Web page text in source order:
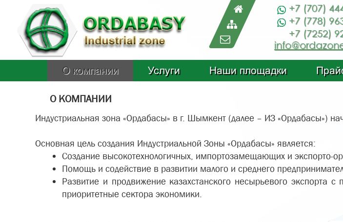
+7 (707)
+7 (778)
+7 (7252)
О компании Услуги Наши площадки
О КОМПАНИИ
Индустриальная зона «Ордабасы» в г. Шымкент (далее – ИЗ «Ордабасы»)
Основная цель создания Индустриальной Зоны «Ордабасы» является:
Создание высокотехнологичных, импортозамещающих и экспорто-
Помощь и содействие в развитии малого и среднего
Развитие и продвижение казахстанского несырьевого экспорта
приоритетные сектора экономики.